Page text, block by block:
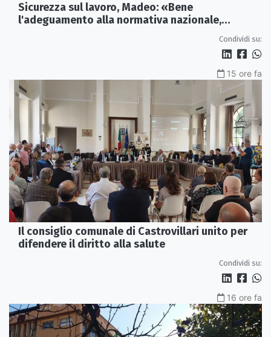
Sicurezza sul lavoro, Madeo: «Bene
l'adeguamento alla normativa nazionale,
Condividi su:
15 ore fa
Il consiglio comunale di Castrovillari unito per
difendere il diritto alla salute
Condividi su:
16 ore fa